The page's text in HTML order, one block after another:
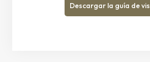
Descargar la guía de